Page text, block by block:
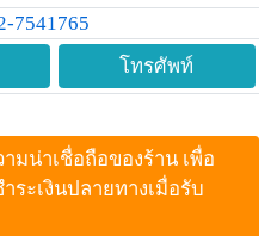
7541765
โทรศัพท์
มน่าเชื่อถือของร้าน เพื่อ
ระเงินปลายทางเมื่อรับ